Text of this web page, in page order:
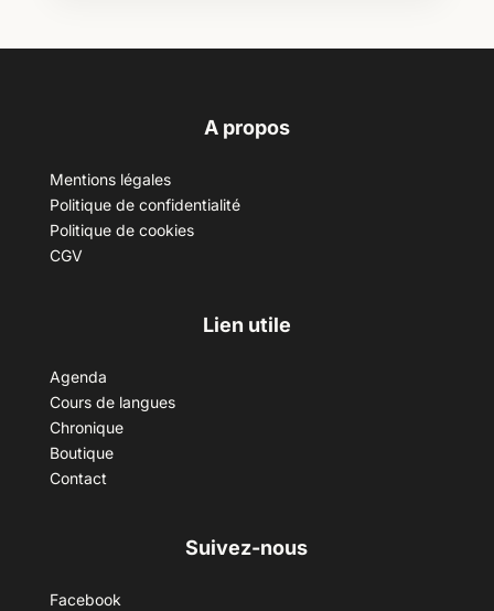
A propos
Mentions légales
Politique de confidentialité
Politique de cookies
CGV
Lien utile
Agenda
Cours de langues
Chronique
Boutique
Contact
Suivez-nous
Facebook